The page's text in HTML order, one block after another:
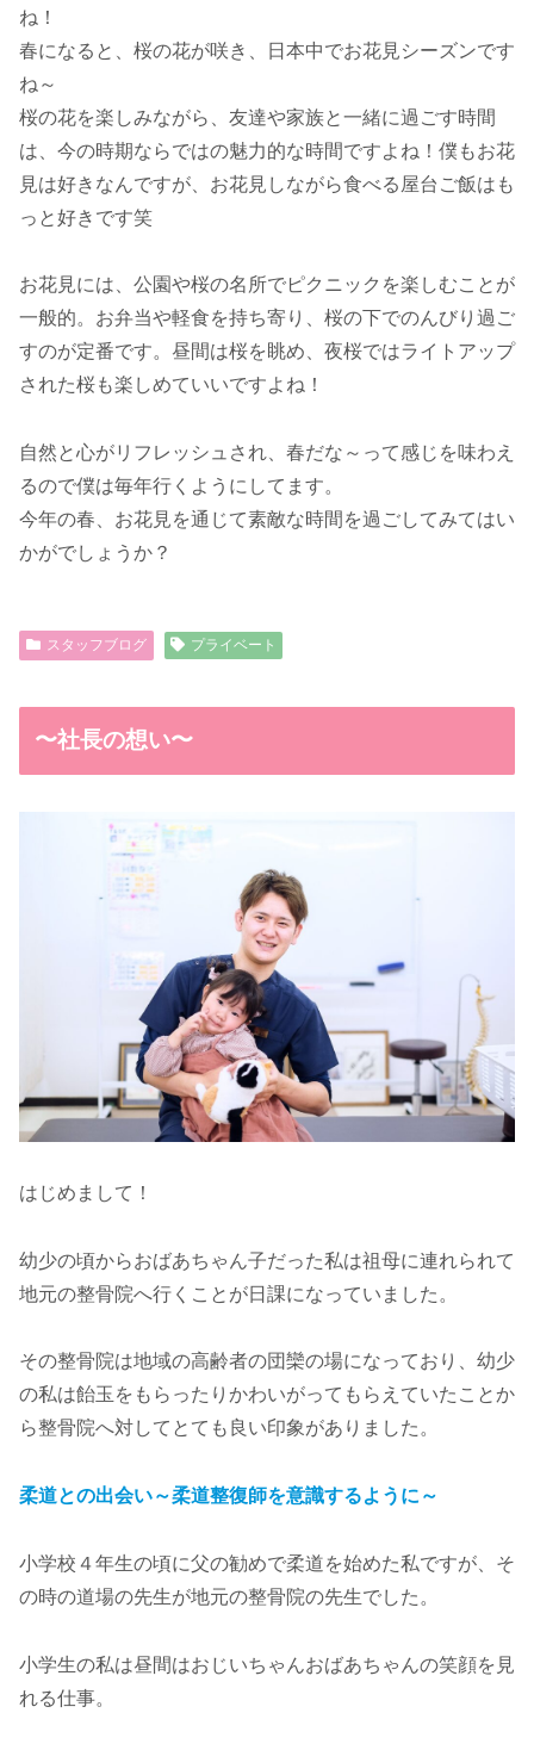
ね！
春になると、桜の花が咲き、日本中でお花見シーズンです
ね～
桜の花を楽しみながら、友達や家族と一緒に過ごす時間
は、今の時期ならではの魅力的な時間ですよね！僕もお花
見は好きなんですが、お花見しながら食べる屋台ご飯はも
っと好きです笑
お花見には、公園や桜の名所でピクニックを楽しむことが
一般的。お弁当や軽食を持ち寄り、桜の下でのんびり過ご
すのが定番です。昼間は桜を眺め、夜桜ではライトアップ
された桜も楽しめていいですよね！
自然と心がリフレッシュされ、春だな～って感じを味わえ
るので僕は毎年行くようにしてます。
今年の春、お花見を通じて素敵な時間を過ごしてみてはい
かがでしょうか？
スタッフブログ プライベート
〜社長の想い〜
はじめまして！
幼少の頃からおばあちゃん子だった私は祖母に連れられて
地元の整骨院へ行くことが日課になっていました。
その整骨院は地域の高齢者の団欒の場になっており、幼少
の私は飴玉をもらったりかわいがってもらえていたことか
ら整骨院へ対してとても良い印象がありました。
柔道との出会い～柔道整復師を意識するように～
小学校４年生の頃に父の勧めで柔道を始めた私ですが、そ
の時の道場の先生が地元の整骨院の先生でした。
小学生の私は昼間はおじいちゃんおばあちゃんの笑顔を見
れる仕事。